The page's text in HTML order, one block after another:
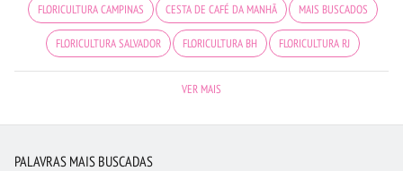
FLORICULTURA CAMPINAS CESTA DE CAFÉ DA MANHÃ MAIS BUSCADOS
FLORICULTURA SALVADOR FLORICULTURA BH FLORICULTURA RJ
VER MAIS
PALAVRAS MAIS BUSCADAS